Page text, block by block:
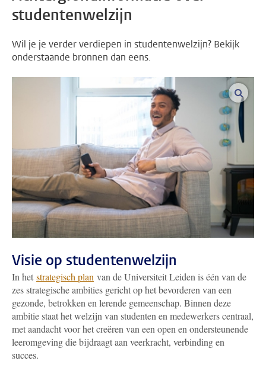
studentenwelzijn
Wil je je verder verdiepen in studentenwelzijn? Bekijk
onderstaande bronnen dan eens.
Visie op studentenwelzijn
In het strategisch plan van de Universiteit Leiden is één van de
zes strategische ambities gericht op het bevorderen van een
gezonde, betrokken en lerende gemeenschap. Binnen deze
ambitie staat het welzijn van studenten en medewerkers centraal,
met aandacht voor het creëren van een open en ondersteunende
leeromgeving die bijdraagt aan veerkracht, verbinding en
succes.